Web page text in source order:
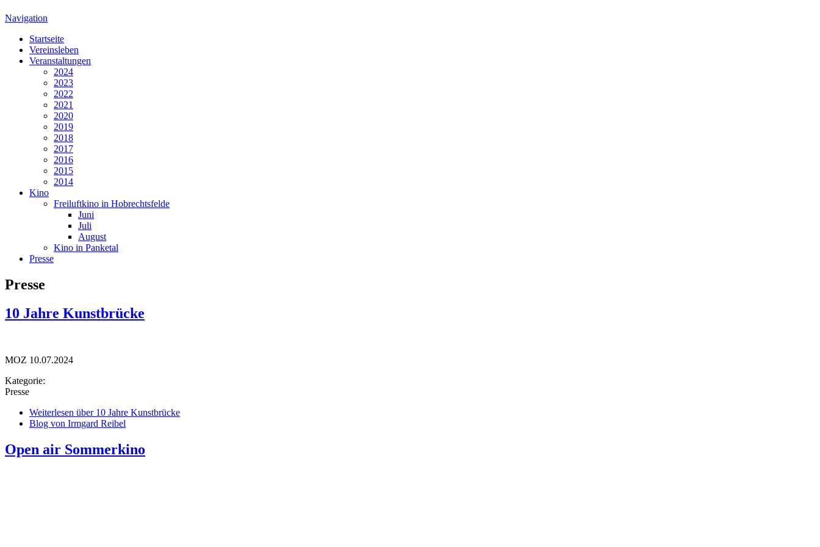
Navigation
Startseite
Vereinsleben
Veranstaltungen
2024
2023
2022
2021
2020
2019
2018
2017
2016
2015
2014
Kino
Freiluftkino in Hobrechtsfelde
Juni
Juli
August
Kino in Panketal
Presse
Presse
10 Jahre Kunstbrücke
MOZ 10.07.2024
Kategorie:
Presse
Weiterlesen über 10 Jahre Kunstbrücke
Blog von Irmgard Reibel
Open air Sommerkino